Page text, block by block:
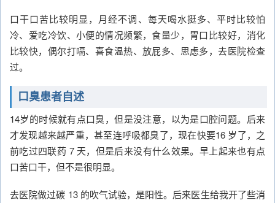
口干口苦比较明显，月经不调、每天喝水挺多、平时比较怕
冷、爱吃冷饮、小便的情况频繁，食量少，胃口比较好，消化
比较快，偶尔打嗝、喜食温热、放屁多、思虑多，去医院检查
过。
口臭患者自述
14岁的时候就有点口臭，但是没注意，以为是口腔问题。后来
才发现越来越严重，甚至连呼吸都臭了，现在快要16 岁了，之
前吃过四联药 7 天，但是后来没有什么效果。早上起来也有点
口苦口干，但不是很明显。
去医院做过碳 13 的吹气试验，是阳性。后来医生给我开了些消